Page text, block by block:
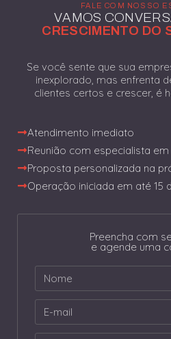
FALE COM NOSSO
VAMOS
CRESCIMENTO DO
Se você sente que sua
inexplorado, mas enfrenta
clientes certos e crescer, é
Atendimento imediato
Reunião com especialista em
Proposta personalizada na
Operação iniciada em até 15
Preencha com
e agende uma